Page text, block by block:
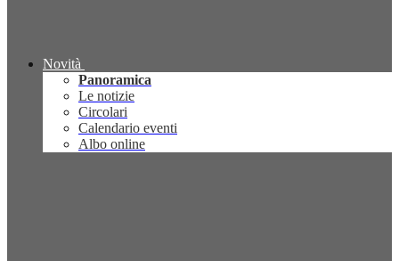
Novità
Panoramica
Le notizie
Circolari
Calendario eventi
Albo online